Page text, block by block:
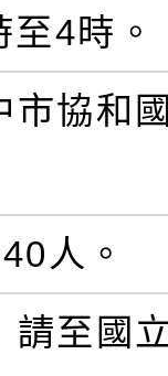
4時。
市協和
人。
請至國